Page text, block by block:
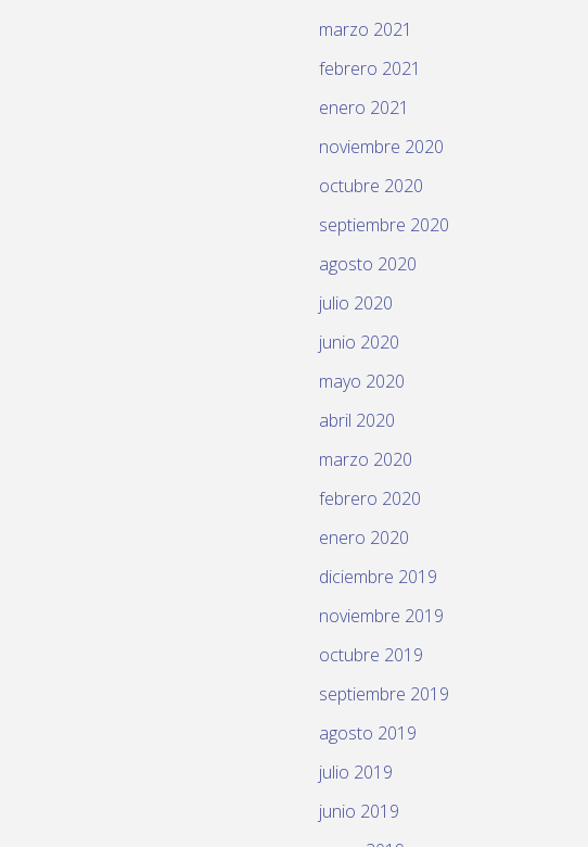
marzo 2021
febrero 2021
enero 2021
noviembre 2020
octubre 2020
septiembre 2020
agosto 2020
julio 2020
junio 2020
mayo 2020
abril 2020
marzo 2020
febrero 2020
enero 2020
diciembre 2019
noviembre 2019
octubre 2019
septiembre 2019
agosto 2019
julio 2019
junio 2019